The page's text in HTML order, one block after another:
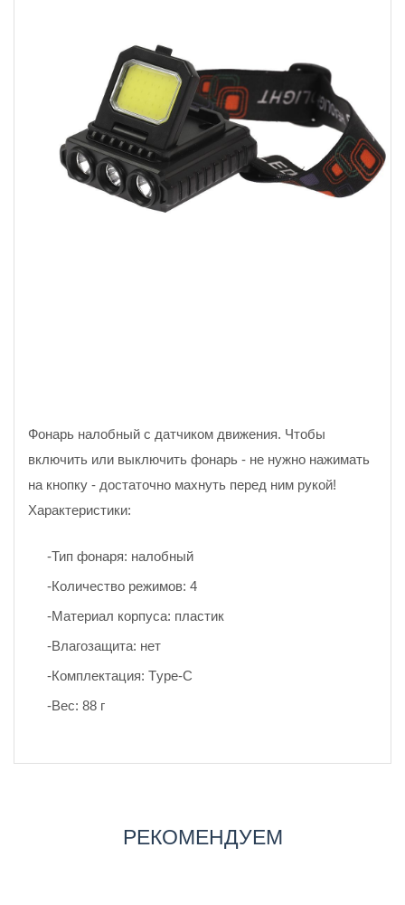
Фонарь налобный с датчиком движения. Чтобы
включить или выключить фонарь - не нужно нажимать
на кнопку - достаточно махнуть перед ним рукой!
Характеристики:
-Тип фонаря: налобный
-Количество режимов: 4
-Материал корпуса: пластик
-Влагозащита: нет
-Комплектация: Тype-C
-Вес: 88 г
РЕКОМЕНДУЕМ